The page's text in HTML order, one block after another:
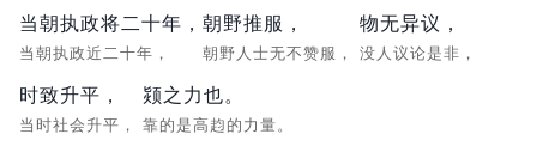
当朝执政将二十年，
当朝执政近二十年，
朝野推服，
朝野人士无不赞服，
物无异议，
没人议论是非，
时致升平，
当时社会升平，
颎之力也。
靠的是高赹的力量。